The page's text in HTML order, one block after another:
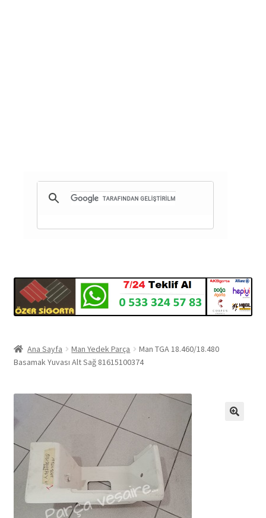
Ana Sayfa Man Yedek Parça
Man TGA 18.460/18.480
Basamak Yuvası Alt Sağ 81615100374